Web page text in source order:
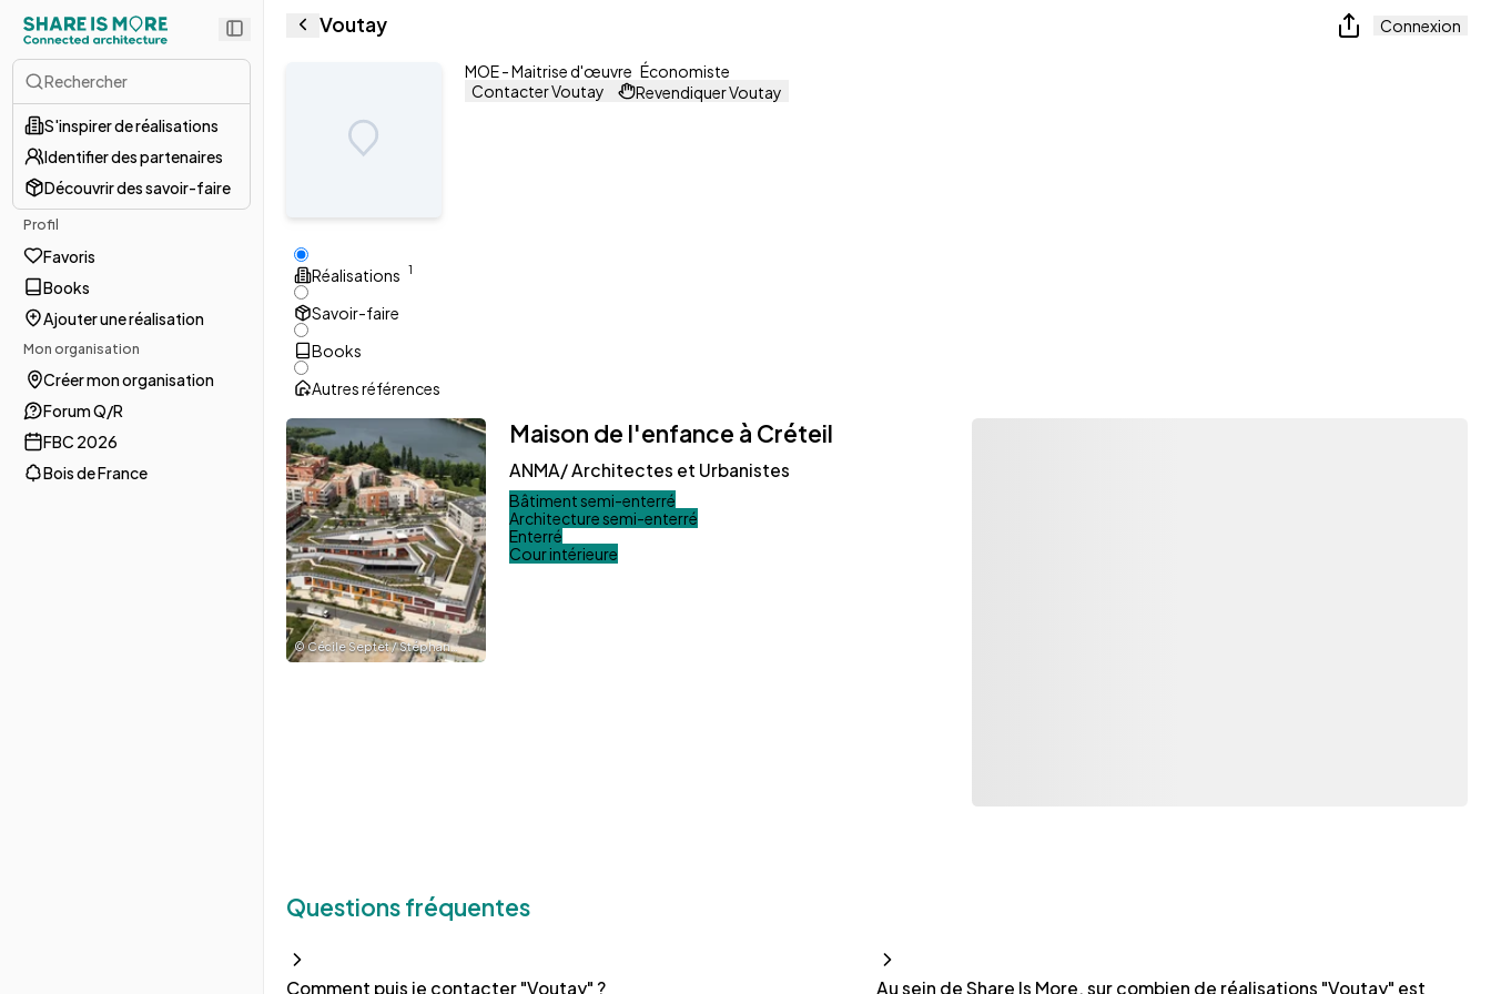
Rechercher
S'inspirer de réalisations
Identifier des partenaires
Découvrir des savoir-faire
Profil
Favoris
Books
Ajouter une réalisation
Mon organisation
Créer mon organisation
Forum Q/R
FBC 2026
Bois de France
Voutay Connexion
MOE - Maitrise d'œuvre Économiste
Contacter Voutay
Revendiquer Voutay
Réalisations 1
Savoir-faire
Books
Autres références
©Cécile Septet / Stéphane Chalmeau / Olivier Wogenscky
Maison de l'enfance à Créteil
ANMA/ Architectes et Urbanistes
Bâtiment semi-enterré
Architecture semi-enterré
Enterré
Cour intérieure
Questions fréquentes
Comment puis je contacter "Voutay" ? Au sein de Share Is More, sur combien de réalisations "Voutay" est